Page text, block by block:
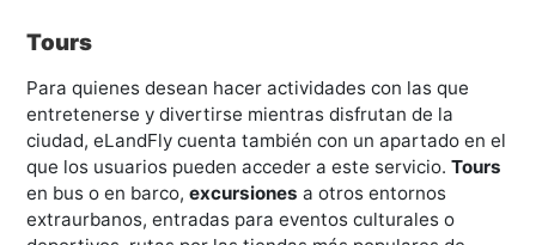
Tours
Para quienes desean hacer actividades con las que
entretenerse y divertirse mientras disfrutan de la
ciudad, eLandFly cuenta también con un apartado en el
que los usuarios pueden acceder a este servicio.Tours
en bus o en barco,excursiones a otros entornos
extraurbanos, entradas para eventos culturales o